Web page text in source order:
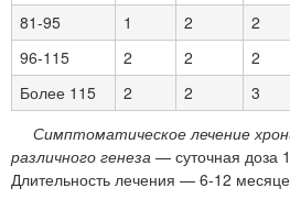
81-95
1 2 2
96-115
2 2 2
Более 115
2 2 3
Симптоматическое лечение
различного генеза — суточная доза
Длительность лечения — 6-12